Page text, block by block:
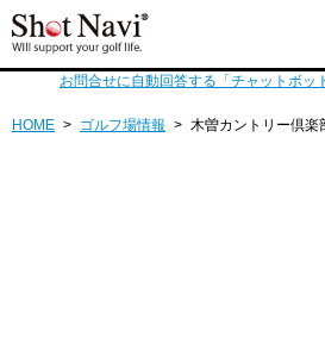
お問合せに自動回答する「チャットボッ
HOME > ゴルフ場情報 > 木曽カントリー倶楽